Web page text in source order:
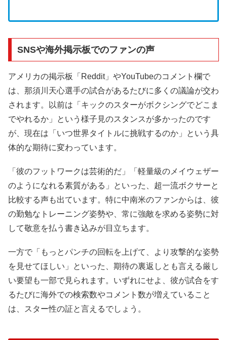
SNSや海外掲示板でのファンの声
アメリカの掲示板「Reddit」やYouTubeのコメント欄で
は、那須川天心選手の試合があるたびに多くの議論が交わ
されます。以前は「キックのスターがボクシングでどこま
でやれるか」という様子見のスタンスが多かったのです
が、現在は「いつ世界タイトルに挑戦するのか」という具
体的な期待に変わっています。
「彼のフットワークは芸術的だ」「軽量級のメイウェザー
のようになれる素質がある」といった、超一流ボクサーと
比較する声も出ています。特に中南米のファンからは、彼
の勤勉なトレーニング姿勢や、常に強敵を求める姿勢に対
して敬意を払う書き込みが目立ちます。
一方で「もっとパンチの回転を上げて、より攻撃的な姿勢
を見せてほしい」といった、期待の裏返しとも言える厳し
い要望も一部で見られます。いずれにせよ、彼が試合をす
るたびに海外での検索数やコメント数が増えていること
は、スター性の証と言えるでしょう。